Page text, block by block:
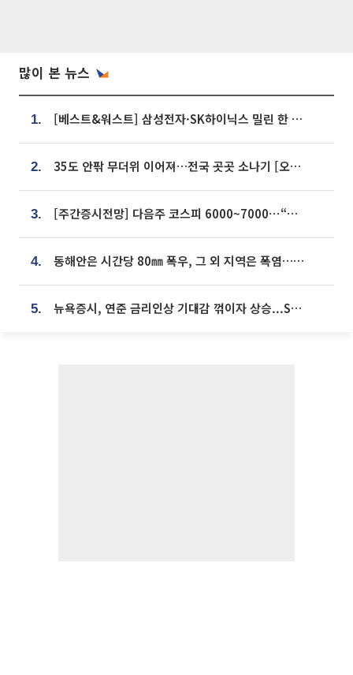
많이 본 뉴스
1. [베스트&워스트] 삼성전자·SK하이닉스 밀린 한 주…상상인증권은 85% 급등
2. 35도 안팎 무더위 이어져…전국 곳곳 소나기 [오늘 날씨]
3. [주간증시전망] 다음주 코스피 6000~7000⋯“外人 수급은 정책이 변수”
4. 동해안은 시간당 80㎜ 폭우, 그 외 지역은 폭염…‘극과 극 날씨’
5. 뉴욕증시, 연준 금리인상 기대감 꺾이자 상승...S&P500 사상 최고치 [종합]